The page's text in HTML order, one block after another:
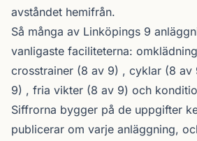
avståndet hemifrån.
Så många av Linköpings 9
vanligaste faciliteterna:
crosstrainer (8 av 9) , cyklar (8
9) , fria vikter (8 av 9) och
Siffrorna bygger på de uppgifter
publicerar om varje anläggning,